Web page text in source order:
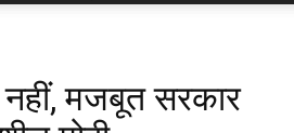
मजबूत सरकार